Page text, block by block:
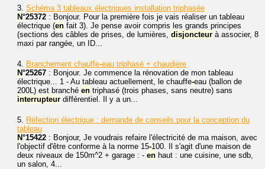
3. Schéma 3 tableaux électriques installation triphasée
N°25372 : Bonjour. Pour la première fois je vais réaliser un tableau
électrique (en fait 3). Je pense avoir compris les grands principes
(sections des câbles de prises, de lumières, disjoncteur à associer, 8
maxi par rangée, un ID...
4. Branchement chauffe-eau triphasé + chaudière
N°25267 : Bonjour. Je commence la rénovation de mon tableau
électrique... 1 - Au tableau actuellement, le chauffe-eau (ballon de
200L) est branché en triphasé (trois phases, sans neutre) sans
interrupteur différentiel. Il y a un...
5. Réfection électrique : demande de conseils pour la conception du
tableau
N°15422 : Bonjour, Je voudrais refaire l'électricité de ma maison, avec
l'objectif d'être conforme à la norme 15-100. Il s'agit d'une maison de
deux niveaux de 150m^2 + garage : - en haut : une cuisine, une sdb,
un salon, 4...